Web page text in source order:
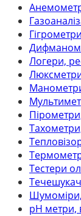
Логери,
Тестери
рН метри,